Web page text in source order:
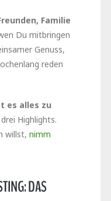
Familie
Du mitbringen
Genuss,
reden
es alles zu
Highlights.
willst, nimm
DAS